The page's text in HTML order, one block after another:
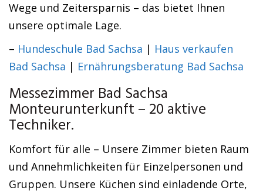
Wege und Zeitersparnis – das bietet Ihnen
unsere optimale Lage.
– Hundeschule Bad Sachsa | Haus verkaufen
Bad Sachsa | Ernährungsberatung Bad Sachsa
Messezimmer Bad Sachsa
Monteurunterkunft – 20 aktive
Techniker.
Komfort für alle – Unsere Zimmer bieten Raum
und Annehmlichkeiten für Einzelpersonen und
Gruppen. Unsere Küchen sind einladende Orte,